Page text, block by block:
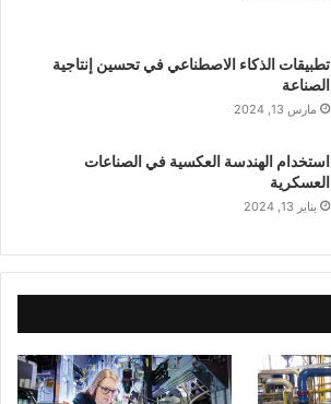
تطبيقات الذكاء الاصطناعي في تحسين إنتاجية
الصناعة
مارس 13, 2024
استخدام الهندسة العكسية في الصناعات
العسكرية
يناير 13, 2024